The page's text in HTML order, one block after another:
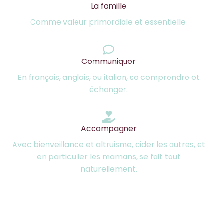
La famille
Comme valeur primordiale et essentielle.
Communiquer
En français, anglais, ou italien, se comprendre et
échanger.
Accompagner
Avec bienveillance et altruisme, aider les autres, et
en particulier les mamans, se fait tout
naturellement.